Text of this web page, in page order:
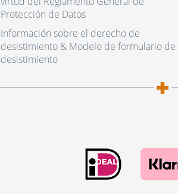
Protección de Datos
Información sobre el derecho de
desistimiento & Modelo de formulario de
desistimiento